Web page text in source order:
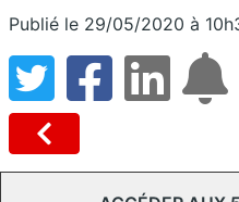
Publié le 29/05/2020 à